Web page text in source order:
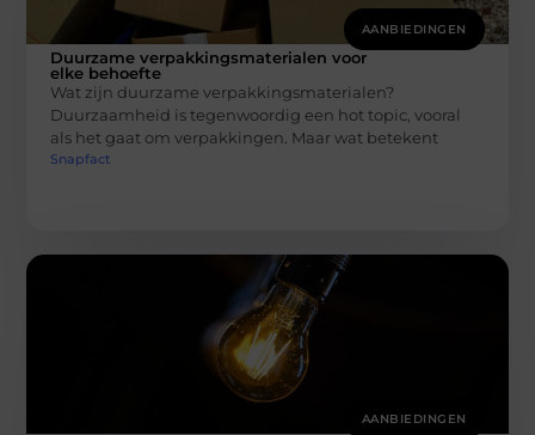
AANBIEDINGEN
Duurzame verpakkingsmaterialen voor
elke behoefte
Wat zijn duurzame verpakkingsmaterialen?
Duurzaamheid is tegenwoordig een hot topic, vooral
als het gaat om verpakkingen. Maar wat betekent
Snapfact
AANBIEDINGEN